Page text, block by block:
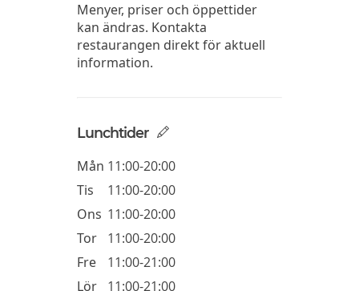
Menyer, priser och öppettider
kan ändras. Kontakta
restaurangen direkt för aktuell
information.
Lunchtider
Mån 11:00-20:00
Tis
11:00-20:00
Ons 11:00-20:00
Tor
11:00-20:00
Fre
11:00-21:00
Lör
11:00-21:00